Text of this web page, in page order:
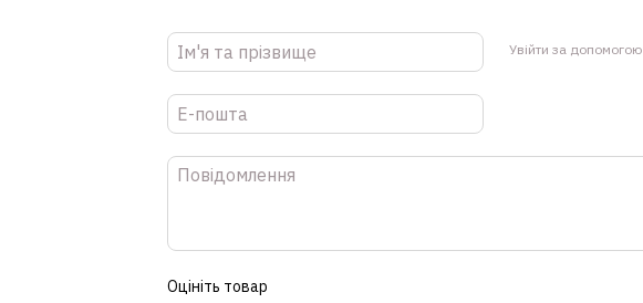
Увійти за допомогою
Оцініть товар